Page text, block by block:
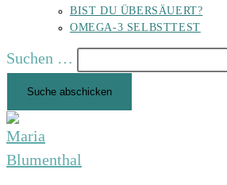
BIST DU ÜBERSÄUERT?
OMEGA-3 SELBSTTEST
Suchen …
Suche abschicken